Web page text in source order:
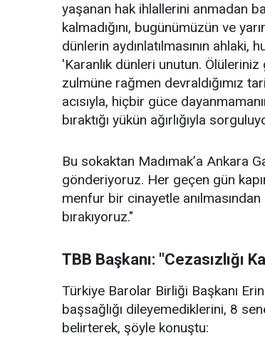
yaşanan hak ihlallerini anmadan
kalmadığını, bugünümüzün ve
dünlerin aydınlatılmasının
'Karanlık dünleri unutun.
zulmüne rağmen devraldığımız
acısıyla, hiçbir güce
bıraktığı yükün ağırlığıyla
Bu sokaktan Madımak’a Ankara
gönderiyoruz. Her geçen gün
menfur bir cinayetle
bırakıyoruz."
TBB Başkanı: "Cezasızlığı
Türkiye Barolar Birliği Başkanı
başsağlığı dileyemediklerini, 8
belirterek, şöyle konuştu: